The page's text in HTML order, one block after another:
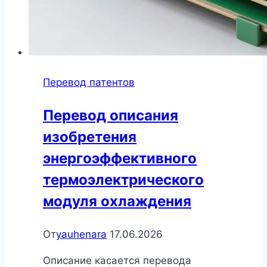
Перевод патентов
Перевод описания
изобретения
энергоэффективного
термоэлектрического
модуля охлаждения
Отyauhenara 17.06.2026
Описание касается перевода